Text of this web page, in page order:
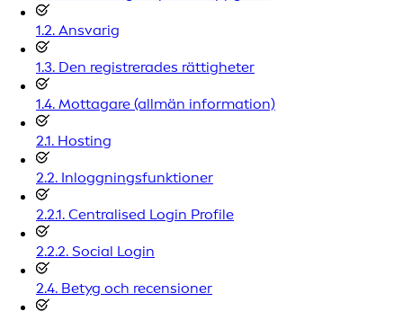
1.2. Ansvarig
1.3. Den registrerades rättigheter
1.4. Mottagare (allmän information)
2.1. Hosting
2.2. Inloggningsfunktioner
2.2.1. Centralised Login Profile
2.2.2. Social Login
2.4. Betyg och recensioner